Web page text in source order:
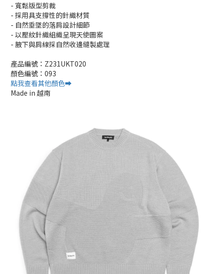
- 寬鬆版型剪裁
- 採用具支撐性的針織材質
- 自然垂墜的落肩設計細節
- 以壓紋針織組織呈現天使圖案
- 腋下與肩線採自然收邊縫製處理
產品編號：Z231UKT020
顏色編號：093
點我查看其他顏色➡️
Made in 越南